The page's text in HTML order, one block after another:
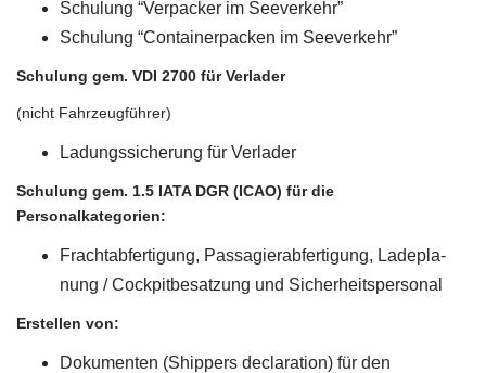
Schu­lung “Ver­pa­cker im Seeverkehr”
Schu­lung “Con­tai­ner­pa­cken im Seeverkehr”
Schu­lung gem. VDI 2700 für Verlader
(nicht Fahr­zeug­füh­rer)
Ladungs­si­che­rung für Verlader
Schu­lung gem. 1.5 IATA DGR (ICAO) für die
Personalkategorien:
Fracht­ab­fer­ti­gung, Pas­sa­gier­ab­fer­ti­gung, Lade­pla­
nung / Cock­pit­be­sat­zung und Sicherheitspersonal
Erstel­len von:
Doku­men­ten (Ship­pers decla­ra­ti­on) für den